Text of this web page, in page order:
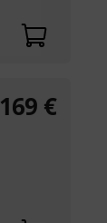
169 €